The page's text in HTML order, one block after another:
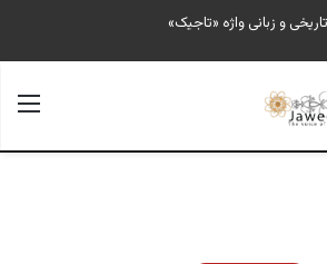
و زبانی واژه «تاجیک»